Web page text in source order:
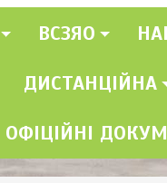
ВСЗЯО
ДИСТАНЦІЙНА
ОФІЦІЙНІ